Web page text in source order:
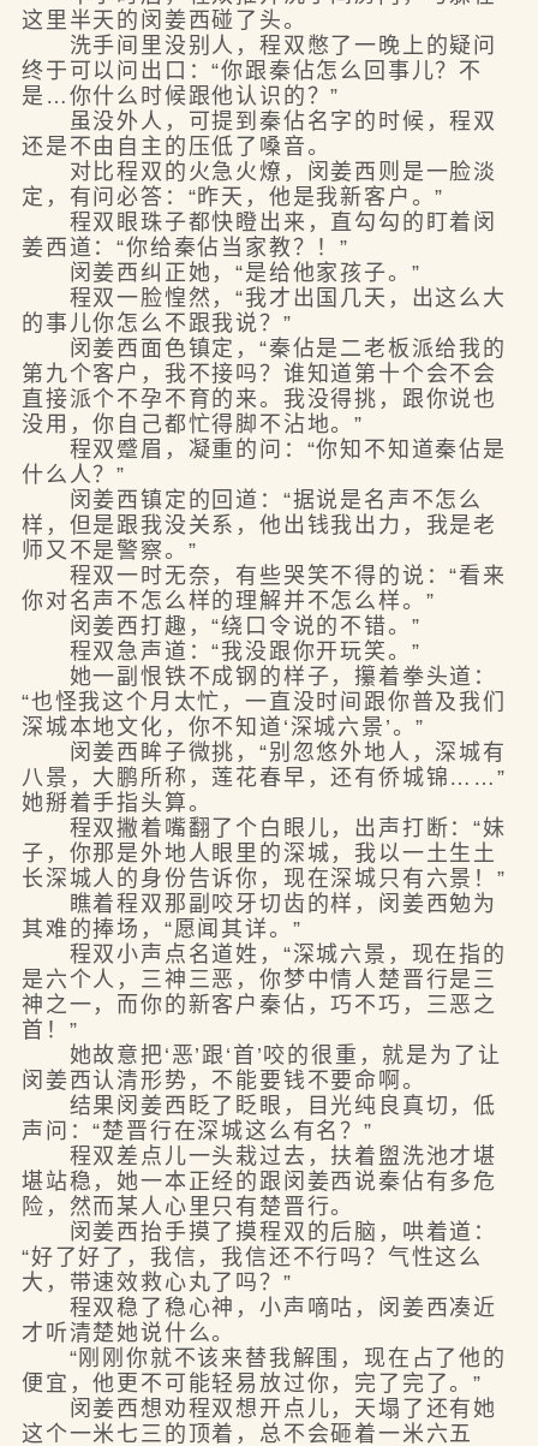
这里半天的闵姜西碰了头。
洗手间里没别人，程双憋了一晚上的疑问
终于可以问出口：“你跟秦佔怎么回事儿？不
是…你什么时候跟他认识的？”
虽没外人，可提到秦佔名字的时候，程双
还是不由自主的压低了嗓音。
对比程双的火急火燎，闵姜西则是一脸淡
定，有问必答：“昨天，他是我新客户。”
程双眼珠子都快瞪出来，直勾勾的盯着闵
姜西道：“你给秦佔当家教？！”
闵姜西纠正她，“是给他家孩子。”
程双一脸惶然，“我才出国几天，出这么大
的事儿你怎么不跟我说？”
闵姜西面色镇定，“秦佔是二老板派给我的
第九个客户，我不接吗？谁知道第十个会不会
直接派个不孕不育的来。我没得挑，跟你说也
没用，你自己都忙得脚不沾地。”
程双蹙眉，凝重的问：“你知不知道秦佔是
什么人？”
闵姜西镇定的回道：“据说是名声不怎么
样，但是跟我没关系，他出钱我出力，我是老
师又不是警察。”
程双一时无奈，有些哭笑不得的说：“看来
你对名声不怎么样的理解并不怎么样。”
闵姜西打趣，“绕口令说的不错。”
程双急声道：“我没跟你开玩笑。”
她一副恨铁不成钢的样子，攥着拳头道：
“也怪我这个月太忙，一直没时间跟你普及我们
深城本地文化，你不知道‘深城六景’。”
闵姜西眸子微挑，“别忽悠外地人，深城有
八景，大鹏所称，莲花春早，还有侨城锦……”
她掰着手指头算。
程双撇着嘴翻了个白眼儿，出声打断：“妹
子，你那是外地人眼里的深城，我以一土生土
长深城人的身份告诉你，现在深城只有六景！”
瞧着程双那副咬牙切齿的样，闵姜西勉为
其难的捧场，“愿闻其详。”
程双小声点名道姓，“深城六景，现在指的
是六个人，三神三恶，你梦中情人楚晋行是三
神之一，而你的新客户秦佔，巧不巧，三恶之
首！”
她故意把‘恶’跟‘首’咬的很重，就是为了让
闵姜西认清形势，不能要钱不要命啊。
结果闵姜西眨了眨眼，目光纯良真切，低
声问：“楚晋行在深城这么有名？”
程双差点儿一头栽过去，扶着盥洗池才堪
堪站稳，她一本正经的跟闵姜西说秦佔有多危
险，然而某人心里只有楚晋行。
闵姜西抬手摸了摸程双的后脑，哄着道：
“好了好了，我信，我信还不行吗？气性这么
大，带速效救心丸了吗？”
程双稳了稳心神，小声嘀咕，闵姜西凑近
才听清楚她说什么。
“刚刚你就不该来替我解围，现在占了他的
便宜，他更不可能轻易放过你，完了完了。”
闵姜西想劝程双想开点儿，天塌了还有她
这个一米七三的顶着，总不会砸着一米六五